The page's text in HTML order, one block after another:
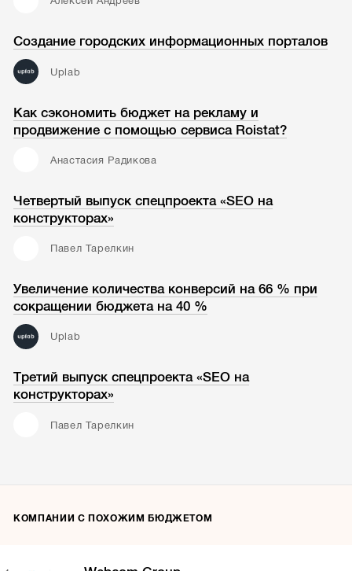
Создание городских информационных порталов
Uplab
Как сэкономить бюджет на рекламу и
продвижение с помощью сервиса Roistat?
Анастасия Радикова
Четвертый выпуск спецпроекта «SEO на
конструкторах»
Павел Тарелкин
Увеличение количества конверсий на 66 % при
сокращении бюджета на 40 %
Uplab
Третий выпуск спецпроекта «SEO на
конструкторах»
Павел Тарелкин
КОМПАНИИ С ПОХОЖИМ БЮДЖЕТОМ